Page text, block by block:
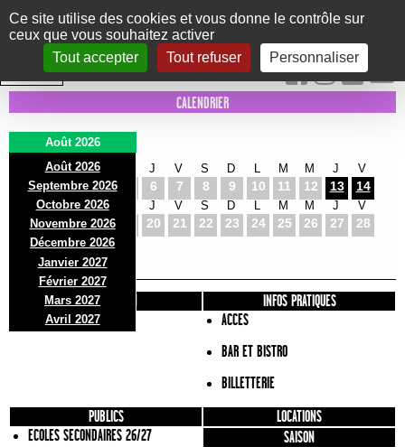
Panneau de gestion des cookies
Ce site utilise des cookies et vous donne le contrôle sur
ceux que vous souhaitez activer
Tout accepter
Tout refuser Personnaliser
Le Marni
CONCERTS DANSE/CIRQUE THÉÂTRE KIDS EXPOS EVENTS
INTRA MUROS
CALENDRIER
Août 2026
Août 2026
Septembre 2026
Octobre 2026
Novembre 2026
Décembre 2026
Janvier 2027
Février 2027
Mars 2027
Avril 2027
D
2
L
3
M
4
J
6
V
7
S
8
D
9 10
M
11
M
12
J
13
V
14
D
16
L
17
M
18
J
20
V
21
S
22
D
23 24
M
25
M
26
J
27
V
28
D
30
L
31
PRÉSENTATION
INFOS PRATIQUES
ACCES
BAR ET BISTRO
BILLETTERIE
PUBLICS
ECOLES SECONDAIRES 26/27
LOCATIONS
SAISON